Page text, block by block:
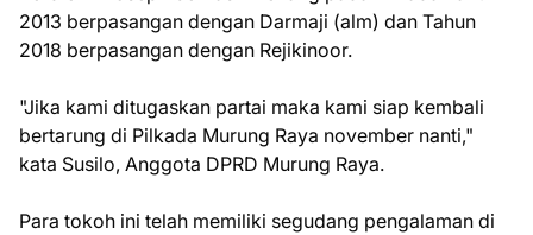
2013 berpasangan dengan Darmaji (alm) dan Tahun
2018 berpasangan dengan Rejikinoor.
"Jika kami ditugaskan partai maka kami siap kembali
bertarung di Pilkada Murung Raya november nanti,"
kata Susilo, Anggota DPRD Murung Raya.
Para tokoh ini telah memiliki segudang pengalaman di